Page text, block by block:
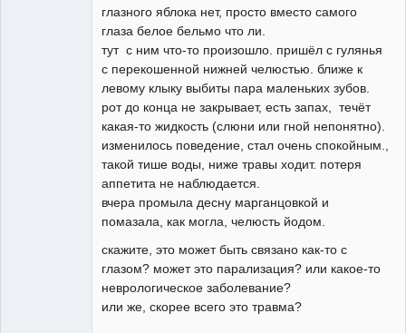
глазного яблока нет, просто вместо самого
глаза белое бельмо что ли.
тут с ним что-то произошло. пришёл с гулянья
с перекошенной нижней челюстью. ближе к
левому клыку выбиты пара маленьких зубов.
рот до конца не закрывает, есть запах, течёт
какая-то жидкость (слюни или гной непонятно).
изменилось поведение, стал очень спокойным.,
такой тише воды, ниже травы ходит. потеря
аппетита не наблюдается.
вчера промыла десну марганцовкой и
помазала, как могла, челюсть йодом.
скажите, это может быть связано как-то с
глазом? может это парализация? или какое-то
неврологическое заболевание?
или же, скорее всего это травма?